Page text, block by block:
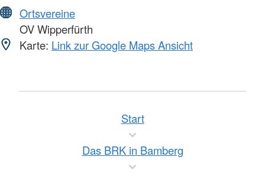
Ortsvereine
OV Wipperfürth
Karte: Link zur Google Maps Ansicht
Start
Das BRK in Bamberg